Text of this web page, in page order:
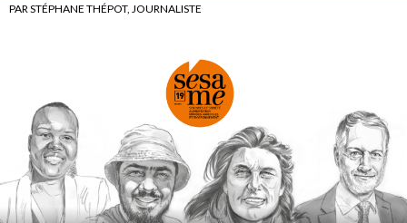
PAR STÉPHANE THÉPOT, JOURNALISTE